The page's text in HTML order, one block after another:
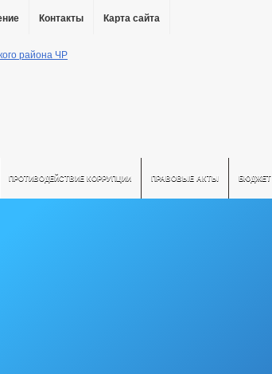
Контакты Карта сайта
ПРОТИВОДЕЙСТВИЕ КОРРУПЦИИ ПРАВОВЫЕ АКТЫ БЮДЖЕТ